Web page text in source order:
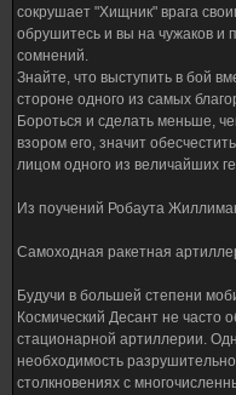
сокрушает "Хищник" врага
обрушитесь и вы на чужаков и
сомнений.
Знайте, что выступить в бой
стороне одного из самых
Бороться и сделать меньше,
взором его, значит
лицом одного из величайших
Из поучений Робаута
Самоходная ракетная
Будучи в большей степени
Космический Десант не часто
стационарной артиллерии.
необходимость
столкновениях с